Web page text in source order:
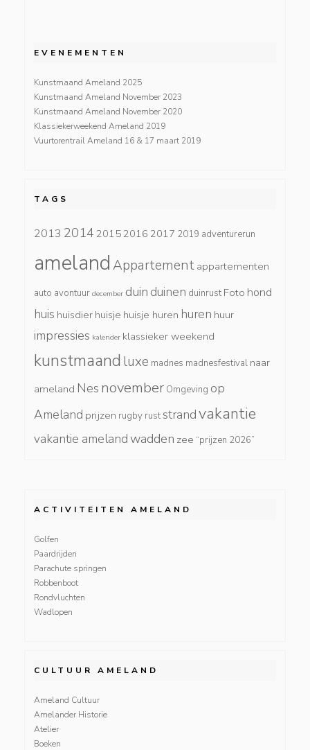
EVENEMENTEN
Kunstmaand Ameland 2025
Kunstmaand Ameland November 2023
Kunstmaand Ameland November 2020
Klassiekerweekend Ameland 2019
Vuurtorentrail Ameland 16 & 17 maart 2019
TAGS
2013 2014 2015 2016 2017 2019 adventurerun
amelandAppartement appartementen
auto avontuur december duin duinen duinrust Foto hond
huis huisdier huisje huisje huren huren huur
impressies kalender klassieker weekend
kunstmaand luxe madnes madnesfestival naar
ameland Nes november Omgeving op
Ameland prijzen rugby ruststrandvakantie
vakantie amelandwadden zee “prijzen 2026”
ACTIVITEITEN AMELAND
Golfen
Paardrijden
Parachute springen
Robbenboot
Rondvluchten
Wadlopen
CULTUUR AMELAND
Ameland Cultuur
Amelander Historie
Atelier
Boeken